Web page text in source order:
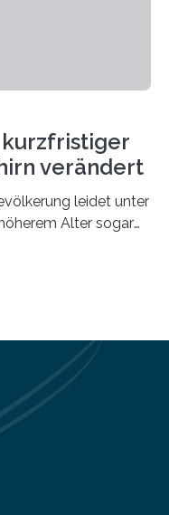
verändert
leidet unter
Alter sogar
Schlafdefizit:
Metastudie
Gehirnregionen
der Studie